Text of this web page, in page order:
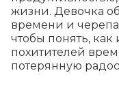
жизни. Девочка
времени и
чтобы понять, как
похитителей
потерянную